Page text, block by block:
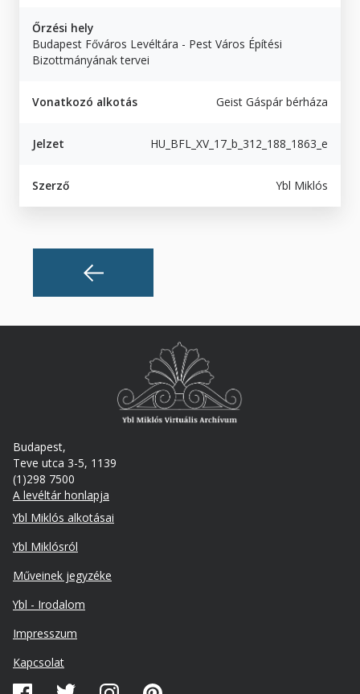
Őrzési hely
Budapest Főváros Levéltára - Pest Város Építési
Bizottmányának tervei
Vonatkozó alkotás Geist Gáspár bérháza
Jelzet HU_BFL_XV_17_b_312_188_1863_e
Szerző Ybl Miklós
Budapest,
Teve utca 3-5, 1139
(1)298 7500
A levéltár honlapja
Footer
Ybl Miklós alkotásai
Ybl Miklósról
Műveinek jegyzéke
Ybl - Irodalom
Lábléc
másodlagos
Impresszum
Kapcsolat
Közösségi